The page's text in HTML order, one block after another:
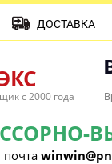
с 2000 года
ДОСТАВКА